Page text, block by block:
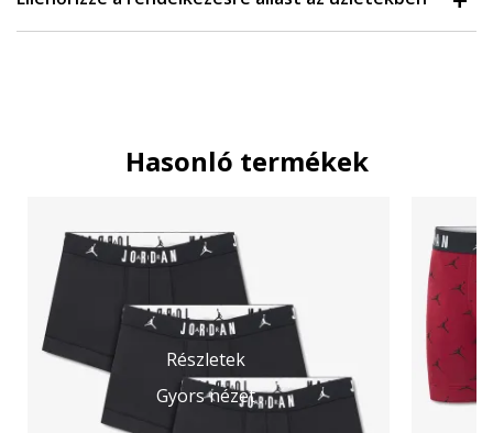
Hasonló termékek
Részletek
Gyors nézet